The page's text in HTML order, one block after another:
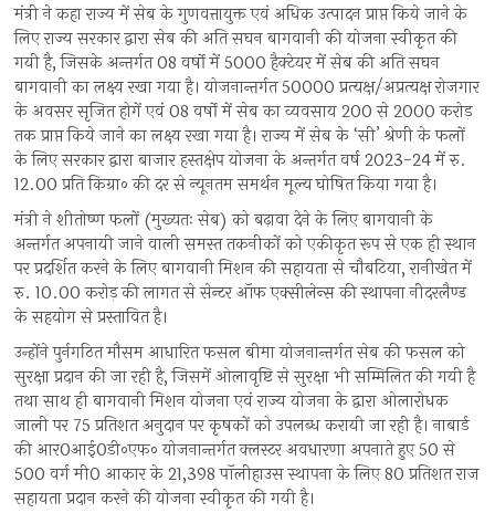
मंत्री ने कहा राज्य में सेब के गुणवत्तायुक्त एवं अधिक उत्पादन प्राप्त किये जाने के
लिए राज्य सरकार द्वारा सेब की अति सघन बागवानी की योजना स्वीकृत की
गयी है, जिसके अन्तर्गत 08 वर्षो में 5000 हैक्टेयर में सेब की अति सघन
बागवानी का लक्ष्य रखा गया है। योजनान्तर्गत 50000 प्रत्यक्ष/अप्रत्यक्ष रोजगार
के अवसर सृजित होगें एवं 08 वर्षो में सेब का व्यवसाय 200 से 2000 करोड़
तक प्राप्त किये जाने का लक्ष्य रखा गया है। राज्य में सेब के ‘सी’ श्रेणी के फलों
के लिए सरकार द्वारा बाजार हस्तक्षेप योजना के अन्तर्गत वर्ष 2023-24 में रु.
12.00 प्रति किग्रा० की दर से न्यूनतम समर्थन मूल्य घोषित किया गया है।
मंत्री ने शीतोष्ण फलों (मुख्यतः सेब) को बढ़ावा देने के लिए बागवानी के
अन्तर्गत अपनायी जाने वाली समस्त तकनीकों को एकीकृत रूप से एक ही स्थान
पर प्रदर्शित करने के लिए बागवानी मिशन की सहायता से चौबटिया, रानीखेत में
रु. 10.00 करोड़ की लागत से सेन्टर ऑफ एक्सीलेन्स की स्थापना नीदरलैण्ड
के सहयोग से प्रस्तावित है।
उन्होंने पुर्नगठित मौसम आधारित फसल बीमा योजनान्तर्गत सेब की फसल को
सुरक्षा प्रदान की जा रही है, जिसमें ओलावृष्टि से सुरक्षा भी सम्मिलित की गयी है
तथा साथ ही बागवानी मिशन योजना एवं राज्य योजना के द्वारा ओलारोधक
जाली पर 75 प्रतिशत अनुदान पर कृषकों को उपलब्ध करायी जा रही है। नाबार्ड
की आर0आई0डी०एफ० योजनान्तर्गत क्लस्टर अवधारणा अपनाते हुए 50 से
500 वर्ग मी0 आकार के 21,398 पॉलीहाउस स्थापना के लिए 80 प्रतिशत राज
सहायता प्रदान करने की योजना स्वीकृत की गयी है।